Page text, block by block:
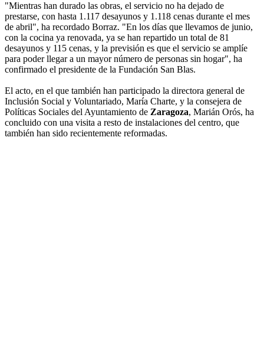
"Mientras han durado las obras, el servicio no ha dejado de
prestarse, con hasta 1.117 desayunos y 1.118 cenas durante el mes
de abril", ha recordado Borraz. "En los días que llevamos de junio,
con la cocina ya renovada, ya se han repartido un total de 81
desayunos y 115 cenas, y la previsión es que el servicio se amplíe
para poder llegar a un mayor número de personas sin hogar", ha
confirmado el presidente de la Fundación San Blas.
El acto, en el que también han participado la directora general de
Inclusión Social y Voluntariado, María Charte, y la consejera de
Políticas Sociales del Ayuntamiento de Zaragoza, Marián Orós, ha
concluido con una visita a resto de instalaciones del centro, que
también han sido recientemente reformadas.